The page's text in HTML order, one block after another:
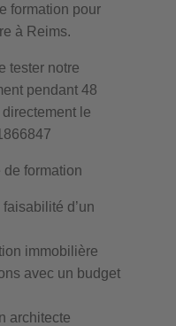
formation pour
à Reims.
tester notre
pendant 48
le
de formation
d’un
immobilière
avec un budget
architecte